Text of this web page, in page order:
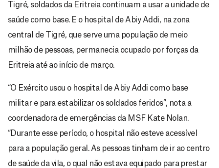
Tigré, soldados da Eritreia continuam a usar a unidade de
saúde como base. E o hospital de Abiy Addi, na zona
central de Tigré, que serve uma população de meio
milhão de pessoas, permanecia ocupado por forças da
Eritreia até ao início de março.
“O Exército usou o hospital de Abiy Addi como base
militar e para estabilizar os soldados feridos”, nota a
coordenadora de emergências da MSF Kate Nolan.
“Durante esse período, o hospital não esteve acessível
para a população geral. As pessoas tinham de ir ao centro
de saúde da vila, o qual não estava equipado para prestar